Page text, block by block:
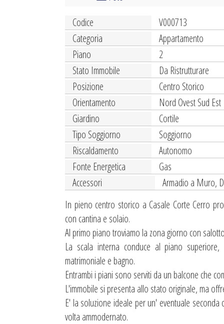
Codice
V000713
Categoria
Appartamento
Piano
2
Stato Immobile
Da Ristrutturare
Posizione
Centro Storico
Orientamento
Nord Ovest Sud Est
Giardino
Cortile
Tipo Soggiorno
Soggiorno
Riscaldamento
Autonomo
Fonte Energetica
Gas
Accessori
Armadio a Muro,
In pieno centro storico a Casale Corte Cerro
con cantina e solaio.
Al primo piano troviamo la zona giorno con
La scala interna conduce al piano
matrimoniale e bagno.
Entrambi i piani sono serviti da un balcone che
L'immobile si presenta allo stato originale, ma
E' la soluzione ideale per un' eventuale
volta ammodernato.